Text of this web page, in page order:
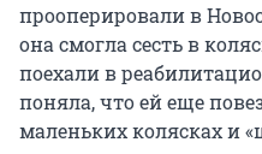
прооперировали в
она смогла сесть в
поехали в
поняла, что ей еще
маленьких колясках и